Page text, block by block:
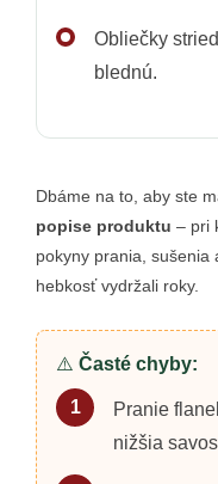
Obliečky
blednú.
Dbáme na to, aby ste
popise produktu – pri
pokyny prania, sušenia
hebkosť vydržali roky.
⚠️ Časté chyby:
Pranie
nižšia